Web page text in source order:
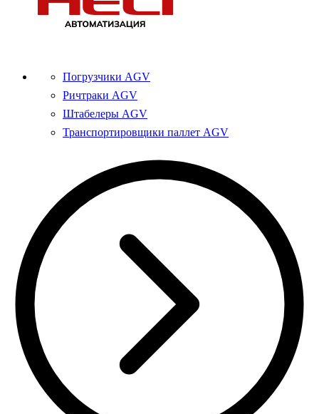
Погрузчики AGV
Ричтраки AGV
Штабелеры AGV
Транспортировщики паллет AGV